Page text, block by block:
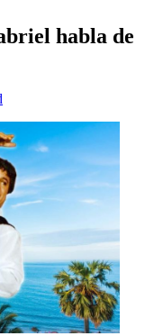
habla de